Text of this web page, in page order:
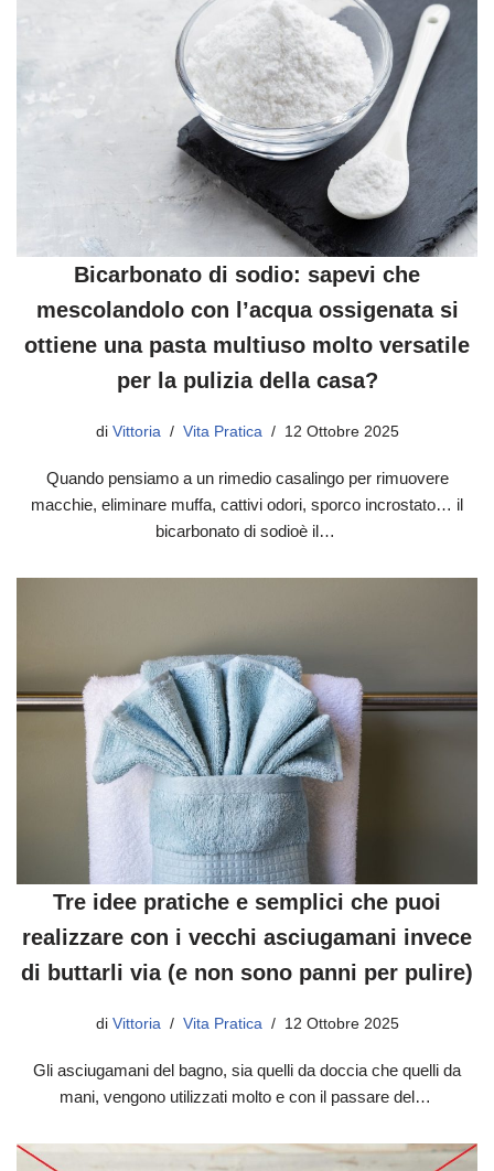
Bicarbonato di sodio: sapevi che
mescolandolo con l’acqua ossigenata si
ottiene una pasta multiuso molto versatile
per la pulizia della casa?
di Vittoria Vita Pratica 12 Ottobre 2025
Quando pensiamo a un rimedio casalingo per rimuovere
macchie, eliminare muffa, cattivi odori, sporco incrostato… il
bicarbonato di sodioè il…
Tre idee pratiche e semplici che puoi
realizzare con i vecchi asciugamani invece
di buttarli via (e non sono panni per pulire)
di Vittoria Vita Pratica 12 Ottobre 2025
Gli asciugamani del bagno, sia quelli da doccia che quelli da
mani, vengono utilizzati molto e con il passare del…